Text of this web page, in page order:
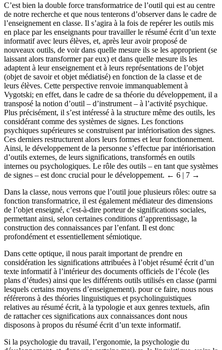
C’est bien la double force transformatrice de l’outil qui est au centre
de notre recherche et que nous tenterons d’observer dans le cadre de
l’enseignement en classe. Il s’agira à la fois de repérer les outils mis
en place par les enseignants pour travailler le résumé écrit d’un texte
informatif avec leurs élèves, et, après leur avoir proposé de
nouveaux outils, de voir dans quelle mesure ils se les approprient (se
laissant alors transformer par eux) et dans quelle mesure ils les
adaptent à leur enseignement et à leurs représentations de l’objet
(objet de savoir et objet médiatisé) en fonction de la classe et de
leurs élèves. Cette perspective renvoie immanquablement à
Vygotski; en effet, dans le cadre de sa théorie du développement, il a
transposé la notion d’outil – d’instrument – à l’activité psychique.
Plus précisément, il s’est intéressé à la structure même des outils, les
considérant comme des systèmes de signes. Les fonctions
psychiques supérieures se construisent par intériorisation des signes.
Ces derniers restructurent alors leurs formes et leur fonctionnement.
Ainsi, le développement de la personne s’effectue par intériorisation
d’outils externes, de leurs significations, transformés en outils
internes ou psychologiques. Le rôle des outils – en tant que systèmes
de signes – est donc crucial pour le développement. ← 6 | 7 →
Dans la classe, nous verrons que l’outil joue plusieurs rôles: outre sa
fonction transformatrice, il est également médiateur des dimensions
de l’objet enseigné, c’est-à-dire porteur de significations sociales,
permettant ainsi, selon certaines conditions d’apprentissage, la
construction des connaissances par l’enfant. Il est donc
profondément et essentiellement sémiotique.
Dans cette optique, il nous parait important de prendre en
considération les significations attribuées à l’objet résumé écrit d’un
texte informatif à l’intérieur des documents officiels de l’école (les
plans d’études) ainsi que les différents outils utilisés en classe (parmi
lesquels certains moyens d’enseignement). pour ce faire, nous nous
référerons à des théories linguistiques et psycholinguistiques
relatives au résumé écrit, à la typologie et aux genres textuels, afin
de rattacher ces significations aux connaissances dont nous
disposons à propos du résumé écrit d’un texte informatif.
Si la psychologie du travail, l’ergonomie, la psychologie du